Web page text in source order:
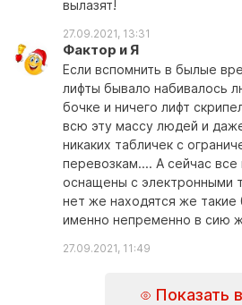
вылазят!
27.09.2021, 13:31
Фактор и Я
Если вспомнить в былые
лифты бывало набивалось
бочке и ничего лифт
всю эту массу людей и
никаких табличек с
перевозкам.... А сейчас
оснащены с электронными
нет же находятся же
именно непременно в сию
27.09.2021, 11:49
Показать